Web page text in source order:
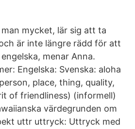
mycket, lär sig att ta
är inte längre rädd för att
menar Anna.
Engelska: Svenska: aloha
place, thing, quality,
of friendliness) (informell)
värdegrunden om
uttr uttryck: Uttryck med